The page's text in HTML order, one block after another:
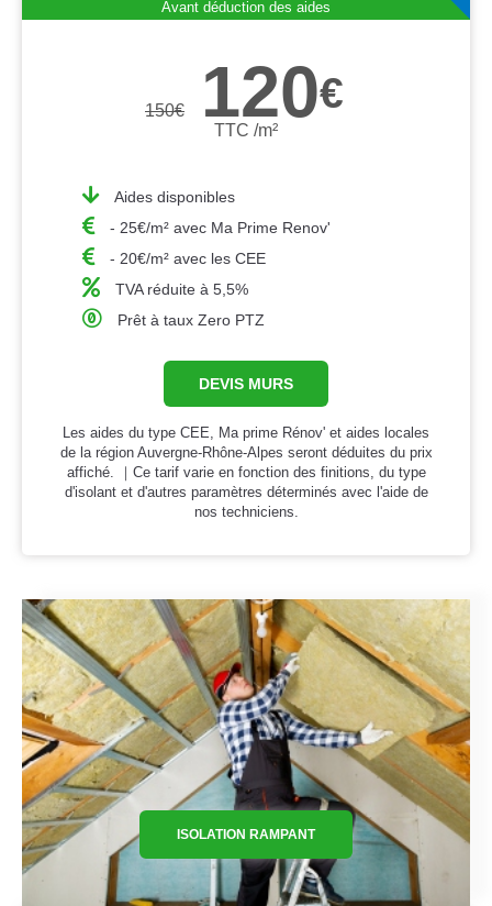
Avant déduction des aides
150€ 120€
TTC /m²
Aides disponibles
- 25€/m² avec Ma Prime Renov'
- 20€/m² avec les CEE
TVA réduite à 5,5%
Prêt à taux Zero PTZ
DEVIS MURS
Les aides du type CEE, Ma prime Rénov' et aides locales
de la région Auvergne-Rhône-Alpes seront déduites du prix
affiché. ｜Ce tarif varie en fonction des finitions, du type
d'isolant et d'autres paramètres déterminés avec l'aide de
nos techniciens.
ISOLATION RAMPANT